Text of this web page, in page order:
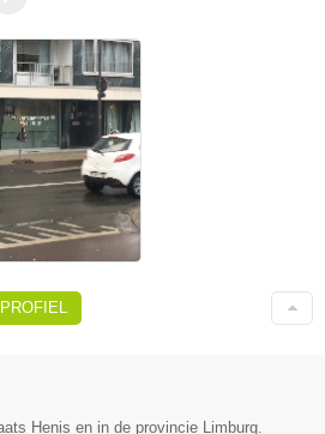
Henis en in de provincie Limburg.